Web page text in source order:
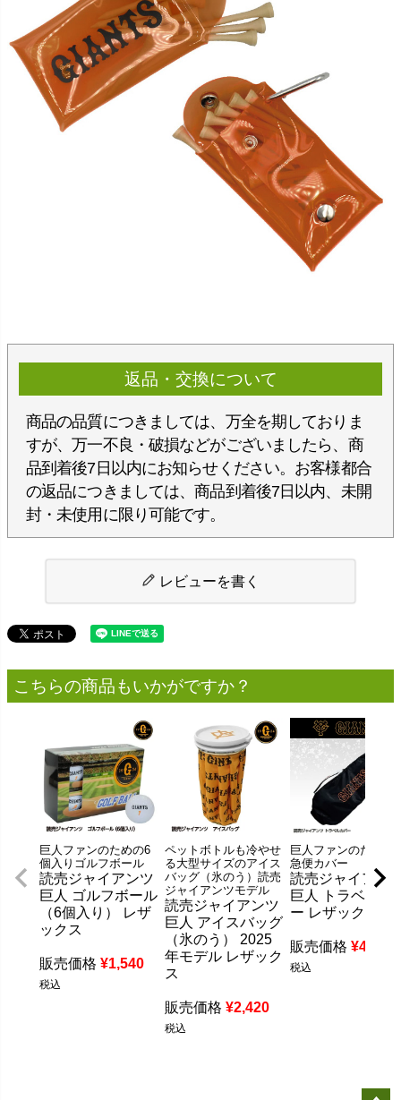
返品・交換について
商品の品質につきましては、万全を期しておりま
すが、万一不良・破損などがございましたら、商
品到着後7日以内にお知らせください。お客様都合
の返品につきましては、商品到着後7日以内、未開
封・未使用に限り可能です。
レビューを書く
こちらの商品もいかがですか？
巨人ファンのための6
個入りゴルフボール
読売ジャイアンツ
巨人 ゴルフボール
（6個入り） レザ
ックス
販売価格 ¥1,540
税込
ペットボトルも冷やせ
る大型サイズのアイス
バッグ（氷のう）読売
ジャイアンツモデル
読売ジャイアンツ
巨人 アイスバッグ
（氷のう） 2025
年モデル レザック
ス
販売価格 ¥2,420
税込
巨人ファンのための
急便カバー
読売ジャイアン
巨人 トラベルカ
ー レザックス
販売価格 ¥4,400
税込